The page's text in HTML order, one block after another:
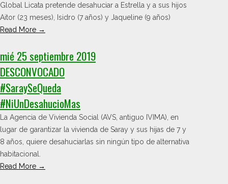
Global Licata pretende desahuciar a Estrella y a sus hijos
Aitor (23 meses), Isidro (7 años) y Jaqueline (9 años)
Read More →
mié 25 septiembre 2019
DESCONVOCADO
#SaraySeQueda
#NiUnDesahucioMas
La Agencia de Vivienda Social (AVS, antiguo IVIMA), en
lugar de garantizar la vivienda de Saray y sus hijas de 7 y
8 años, quiere desahuciarlas sin ningún tipo de alternativa
habitacional.
Read More →